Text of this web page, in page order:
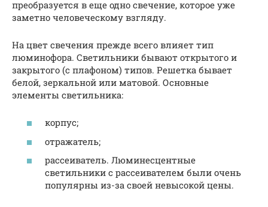
преобразуется в еще одно свечение, которое уже
заметно человеческому взгляду.
На цвет свечения прежде всего влияет тип
люминофора. Светильники бывают открытого и
закрытого (с плафоном) типов. Решетка бывает
белой, зеркальной или матовой. Основные
элементы светильника:
корпус;
отражатель;
рассеиватель. Люминесцентные
светильники с рассеивателем были очень
популярны из-за своей невысокой цены.